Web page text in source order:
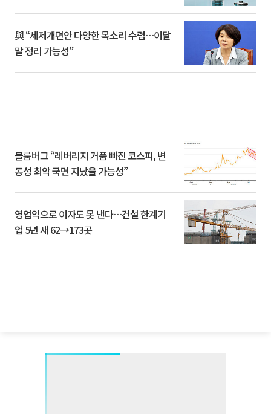
與 “세제개편안 다양한 목소리 수렴…이달
말 정리 가능성”
블룸버그 “레버리지 거품 빠진 코스피, 변
동성 최악 국면 지났을 가능성”
영업익으로 이자도 못 낸다…건설 한계기
업 5년 새 62→173곳